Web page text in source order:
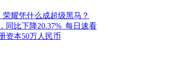
耀凭什么成超级黑马？
同比下降20.37%_每日速看
资本50万人民币